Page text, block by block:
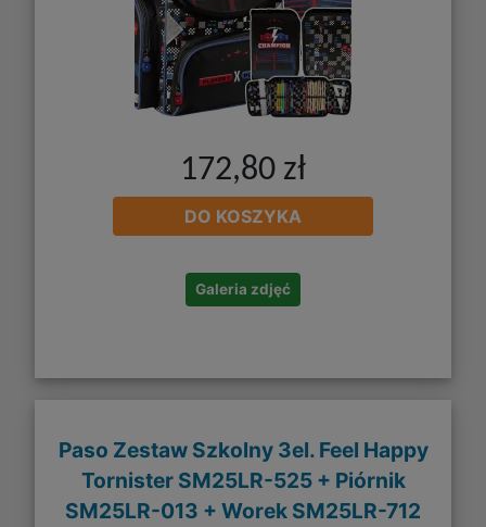
172,80 zł
DO KOSZYKA
Galeria zdjęć
Paso Zestaw Szkolny 3el. Feel Happy
Tornister SM25LR-525 + Piórnik
SM25LR-013 + Worek SM25LR-712